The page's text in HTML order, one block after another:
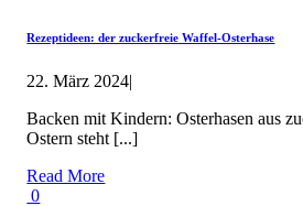
Rezeptideen: der zuckerfreie Waffel-Osterhase
22. März 2024|
Backen mit Kindern: Osterhasen aus
Ostern steht [...]
Read More
0